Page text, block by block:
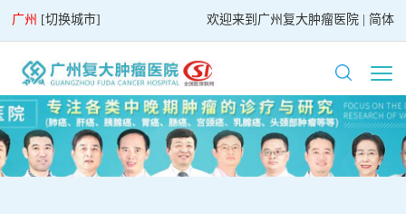
广州 [切换城市] 欢迎来到 广州复大肿瘤医院| 简体